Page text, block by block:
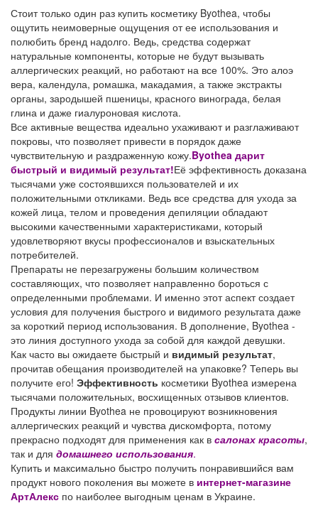
Стоит только один раз купить косметику Byothea, чтобы
ощутить неимоверные ощущения от ее использования и
полюбить бренд надолго. Ведь, средства содержат
натуральные компоненты, которые не будут вызывать
аллергических реакций, но работают на все 100%. Это алоэ
вера, календула, ромашка, макадамия, а также экстракты
органы, зародышей пшеницы, красного винограда, белая
глина и даже гиалуроновая кислота.
Все активные вещества идеально ухаживают и разглаживают
покровы, что позволяет привести в порядок даже
чувствительную и раздраженную кожу.Byothea дарит
быстрый и видимый результат!Её эффективность доказана
тысячами уже состоявшихся пользователей и их
положительными откликами. Ведь все средства для ухода за
кожей лица, телом и проведения депиляции обладают
высокими качественными характеристиками, который
удовлетворяют вкусы профессионалов и взыскательных
потребителей.
Препараты не перезагружены большим количеством
составляющих, что позволяет направленно бороться с
определенными проблемами. И именно этот аспект создает
условия для получения быстрого и видимого результата даже
за короткий период использования. В дополнение, Byothea -
это линия доступного ухода за собой для каждой девушки.
Как часто вы ожидаете быстрый и видимый результат,
прочитав обещания производителей на упаковке? Теперь вы
получите его! Эффективность косметики Byothea измерена
тысячами положительных, восхищенных отзывов клиентов.
Продукты линии Byothea не провоцируют возникновения
аллергических реакций и чувства дискомфорта, потому
прекрасно подходят для применения как в салонах красоты,
так и для домашнего использования.
Купить и максимально быстро получить понравившийся вам
продукт нового поколения вы можете в интернет-магазине
АртАлекс по наиболее выгодным ценам в Украине.